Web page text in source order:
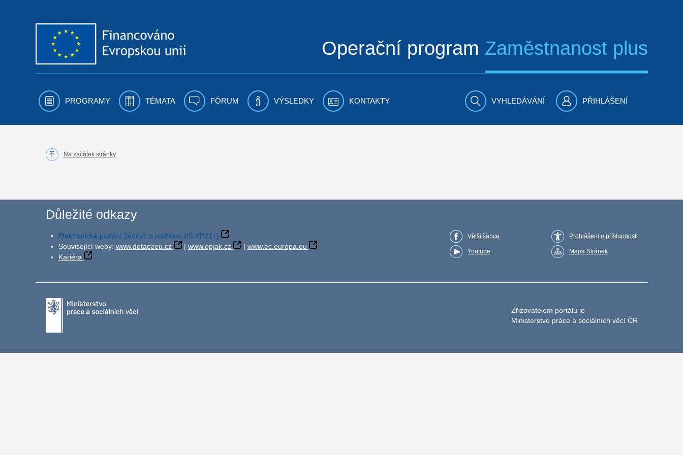
Operační program Zaměstnanost plus
PROGRAMY TÉMATA FÓRUM VÝSLEDKY KONTAKTY VYHLEDÁVÁNÍ PŘIHLÁŠENÍ
Na začátek stránky
Důležité odkazy
Elektronické podání žádosti o podporu (IS KP21+)
Související weby: www.dotaceeu.cz | www.opjak.cz | www.ec.europa.eu
Kariéra
Větší šance
Youtube
Prohlášení o přístupnosti
Mapa Stránek
Zřizovatelem portálu je
Ministerstvo práce a sociálních věcí ČR